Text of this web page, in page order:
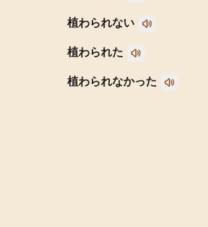
植わられない
植わられた
植わられなかった